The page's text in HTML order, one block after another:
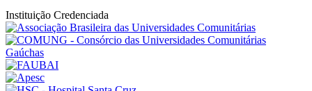
Instituição Credenciada